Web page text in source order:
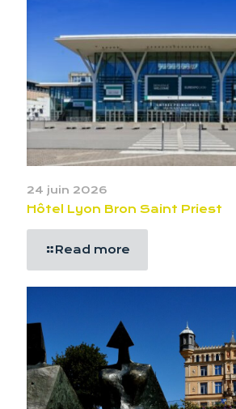
24 juin 2026
Hôtel Lyon Bron Saint Priest
Read more